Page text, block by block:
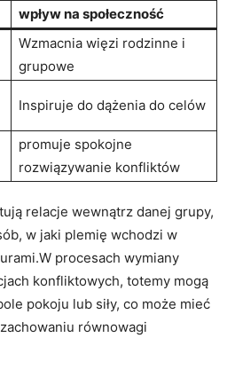
wpływ na społeczność
Wzmacnia więzi rodzinne i
grupowe
Inspiruje do dążenia do celów
promuje spokojne
rozwiązywanie konfliktów
relacje wewnątrz danej grupy,
w jaki plemię wchodzi w
procesach wymiany
konfliktowych, totemy mogą
pokoju lub siły, co może mieć
równowagi